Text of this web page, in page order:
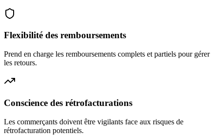
Flexibilité des remboursements
Prend en charge les remboursements complets et partiels pour gérer
les retours.
Conscience des rétrofacturations
Les commerçants doivent être vigilants face aux risques de
rétrofacturation potentiels.